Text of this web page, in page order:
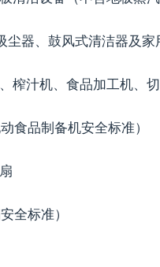
尘器、鼓风式清洁器及家
榨汁机、食品加工机、
食品制备机安全标准）
全标准）